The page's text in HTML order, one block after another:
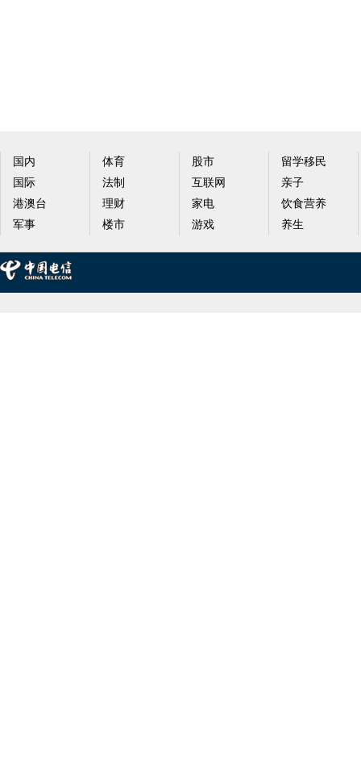
国内
国际
港澳台
军事
体育
法制
理财
楼市
股市
互联网
家电
游戏
留学移民
亲子
饮食营养
养生